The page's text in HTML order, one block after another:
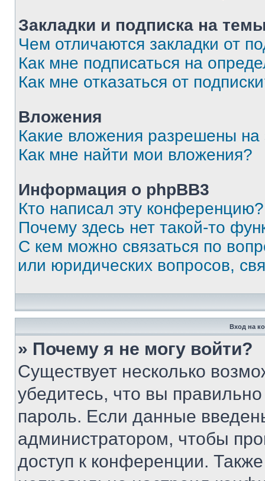
Закладки и подписка на
Чем отличаются закладки от
Как мне подписаться на
Как мне отказаться от
Вложения
Какие вложения разрешены
Как мне найти мои вложения?
Информация о phpBB3
Кто написал эту конференцию?
Почему здесь нет такой-то
С кем можно связаться по
или юридических вопросов,
Вход на
» Почему я не могу войти?
Существует несколько
убедитесь, что вы
пароль. Если данные
администратором, чтобы
доступ к конференции.